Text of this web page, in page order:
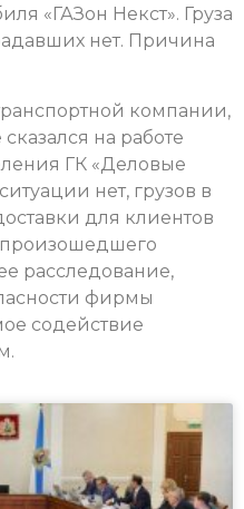
«ГАЗон Некст». Груза
нет. Причина
компании,
на работе
ГК «Деловые
нет, грузов в
для клиентов
расследование,
фирмы
содействие